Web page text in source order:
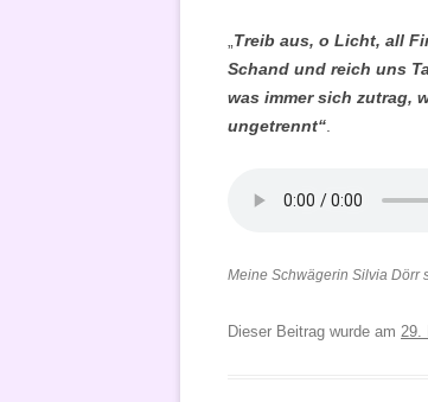
Treib aus, o Licht, all
Schand und reich uns
was immer sich zutrag,
ungetrennt“
Meine Schwägerin Silvia Dörr
Dieser Beitrag wurde am 29.